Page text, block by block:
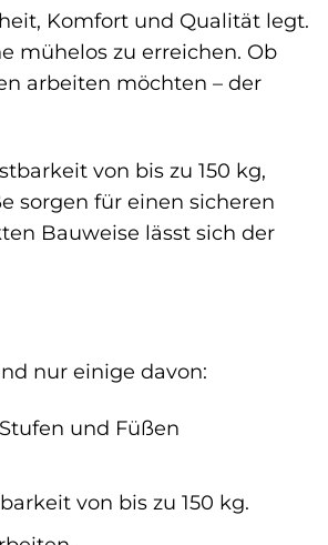
Komfort und Qualität legt.
mühelos zu erreichen. Ob
arbeiten möchten – der
von bis zu 150 kg,
sorgen für einen sicheren
Bauweise lässt sich der
nur einige davon:
und Füßen
von bis zu 150 kg.